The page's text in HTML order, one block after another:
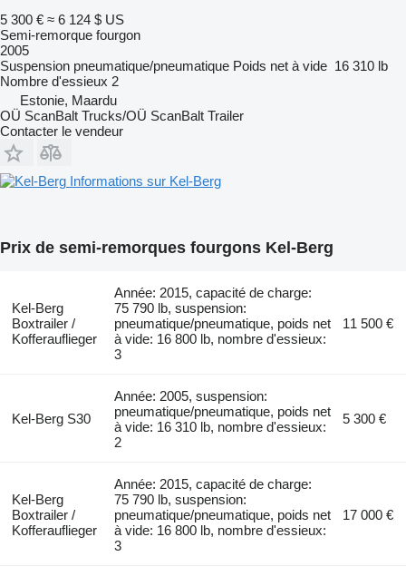
5 300 € ≈ 6 124 $ US
Semi-remorque fourgon
2005
Suspension pneumatique/pneumatique Poids net à vide 16 310 lb
Nombre d'essieux 2
Estonie, Maardu
OÜ ScanBalt Trucks/OÜ ScanBalt Trailer
Contacter le vendeur
Informations sur Kel-Berg
Prix de semi-remorques fourgons Kel-Berg
Kel-Berg
Boxtrailer /
Kofferauflieger
Année: 2015, capacité de charge:
75 790 lb, suspension:
pneumatique/pneumatique, poids net
à vide: 16 800 lb, nombre d'essieux:
3
11 500 €
Kel-Berg S30
Année: 2005, suspension:
pneumatique/pneumatique, poids net
à vide: 16 310 lb, nombre d'essieux:
2
5 300 €
Kel-Berg
Boxtrailer /
Kofferauflieger
Année: 2015, capacité de charge:
75 790 lb, suspension:
pneumatique/pneumatique, poids net
à vide: 16 800 lb, nombre d'essieux:
3
17 000 €